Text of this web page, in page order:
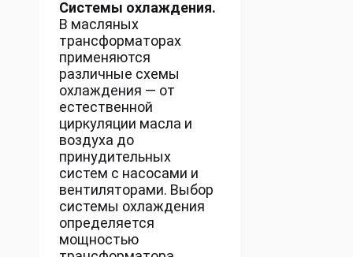
Системы охлаждения.
В масляных
трансформаторах
применяются
различные схемы
охлаждения — от
естественной
циркуляции масла и
воздуха до
принудительных
систем с насосами и
вентиляторами. Выбор
системы охлаждения
определяется
мощностью